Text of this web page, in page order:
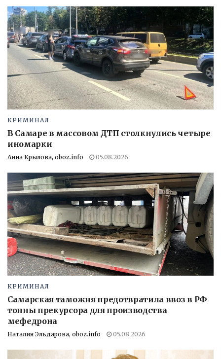
КРИМИНАЛ
В Самаре в массовом ДТП столкнулись четыре
иномарки
Анна Крылова, oboz.info 05.08.2026
КРИМИНАЛ
Самарская таможня предотвратила ввоз в РФ
тонны прекурсора для производства
мефедрона
Наталия Эльдарова, oboz.info 05.08.2026